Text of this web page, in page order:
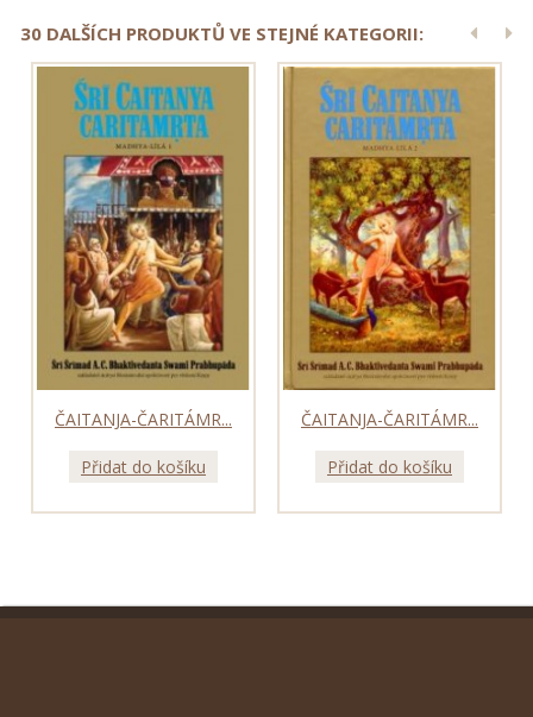
30 DALŠÍCH PRODUKTŮ VE STEJNÉ KATEGORII:
ČAITANJA-ČARITÁMR...
Přidat do košíku
ČAITANJA-ČARITÁMR...
Přidat do košíku